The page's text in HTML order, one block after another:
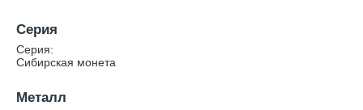
Серия
Серия:
Сибирская монета
Металл